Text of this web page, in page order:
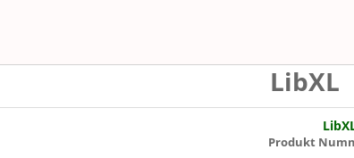
LibXL
Produkt